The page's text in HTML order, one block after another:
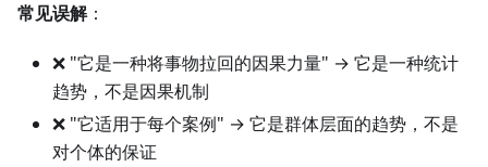
常见误解：
❌ "它是一种将事物拉回的因果力量" → 它是一种统计
趋势，不是因果机制
❌ "它适用于每个案例" → 它是群体层面的趋势，不是
对个体的保证